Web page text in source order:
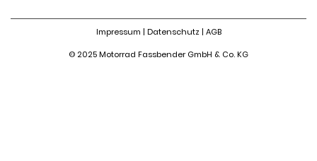
Impressum | Datenschutz| AGB
© 2025 Motorrad Fassbender GmbH & Co. KG